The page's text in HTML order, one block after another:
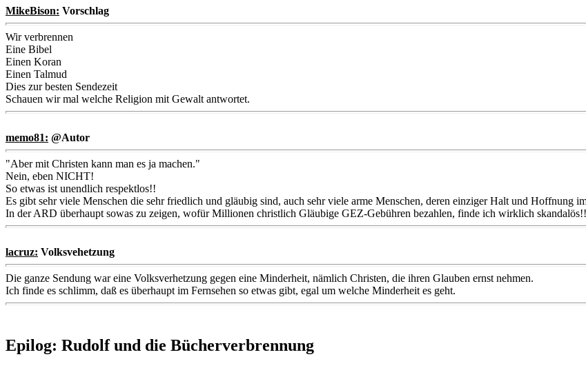
MikeBison: Vorschlag
Wir verbrennen
Eine Bibel
Einen Koran
Einen Talmud
Dies zur besten Sendezeit
Schauen wir mal welche Religion mit Gewalt antwortet.
memo81: @Autor
"Aber mit Christen kann man es ja machen."
Nein, eben NICHT!
So etwas ist unendlich respektlos!!
Es gibt sehr viele Menschen die sehr friedlich und gläubig sind, auch sehr viele arme Menschen, deren einziger Halt und Hoffnung
In der ARD überhaupt sowas zu zeigen, wofür Millionen christlich Gläubige GEZ-Gebühren bezahlen, finde ich wirklich skandalös!!
lacruz: Volksvehetzung
Die ganze Sendung war eine Volksverhetzung gegen eine Minderheit, nämlich Christen, die ihren Glauben ernst nehmen.
Ich finde es schlimm, daß es überhaupt im Fernsehen so etwas gibt, egal um welche Minderheit es geht.
Epilog: Rudolf und die Bücherverbrennung